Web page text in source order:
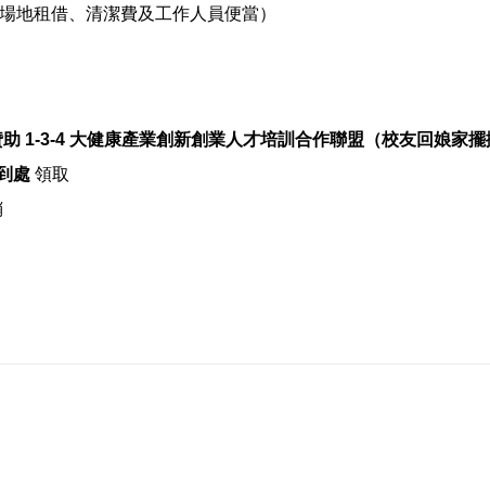
地租借、清潔費及工作人員便當）
1-3-4 大健康產業創新創業人才培訓合作聯盟（校友回娘家擺
處 領取